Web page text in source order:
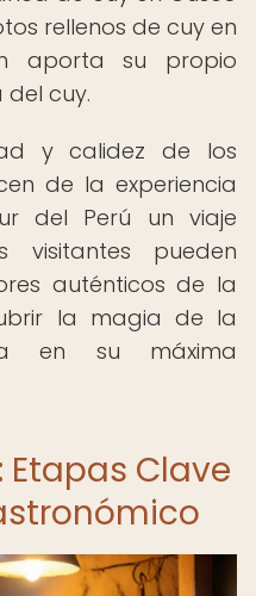
rellenos de cuy en
aporta su propio
cuy.
y calidez de los
de la experiencia
del Perú un viaje
visitantes pueden
auténticos de la
la magia de la
en su máxima
Etapas Clave